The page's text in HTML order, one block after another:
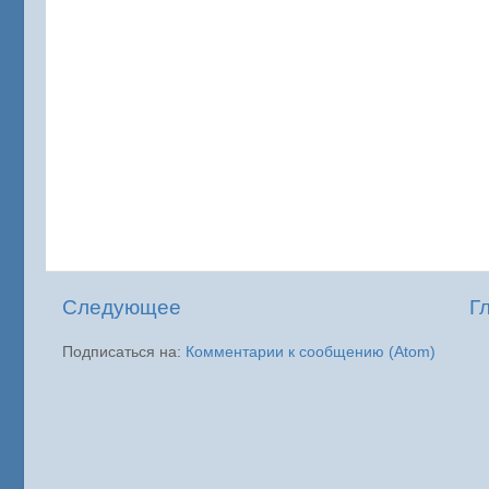
Следующее
Подписаться на: Комментарии к сообщению (Atom)